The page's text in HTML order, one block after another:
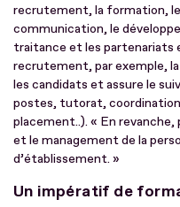
recrutement, la formation, le
communication, le
traitance et les partenariats
recrutement, par exemple,
les candidats et assure le
postes, tutorat, coordination
placement..). « En revanche,
et le management de la
d’établissement. »
Un impératif de